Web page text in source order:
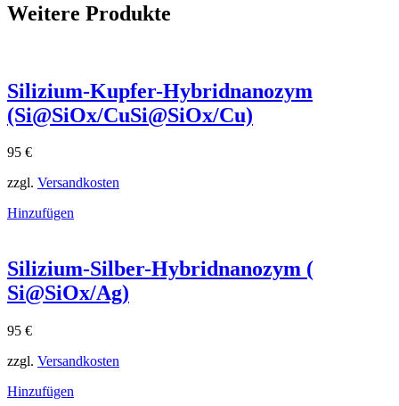
Weitere Produkte
Silizium-Kupfer-Hybridnanozym
(Si@SiOx/CuSi@SiOx​/Cu)
95 €
zzgl. Versandkosten
Hinzufügen
Silizium-Silber-Hybridnanozym (
Si@SiOx/Ag)
95 €
zzgl. Versandkosten
Hinzufügen